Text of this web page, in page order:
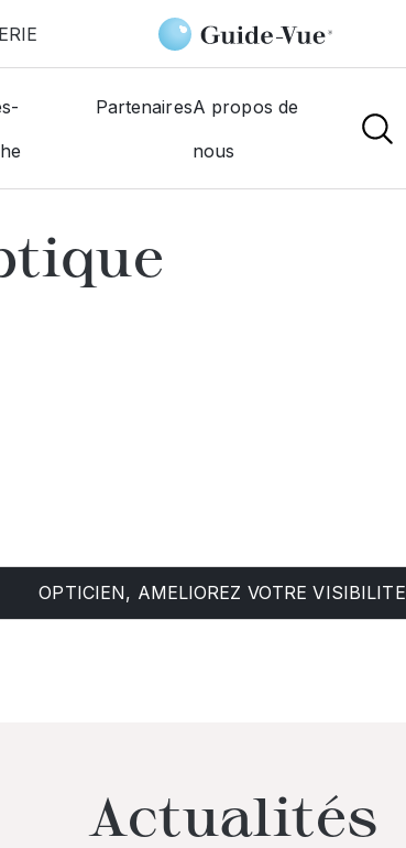
PartenairesA propos de
nous
Mutualiste
OPTICIEN, AMELIOREZ VOTRE VISIBILITE
Actualités